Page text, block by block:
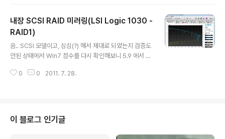
b03_01&wr_id=9] 일단 드라이버 깔고 나서 리부팅을
해야지 인식을 하고, 리부팅후 드라이브를 잡으려고 하면
Win7의 경우 아래와 같이 MBR과 GPT 중에 고르라고 한
다. 일단 호환성(이 의미가 있을려나.. RAID인데) 차원에서
스크를 연결한..
내장 SCSI RAID 미러링(LSI Logic 1030 -
RAID1)
음.. SCSI 모델이고, 심심(?) 해서 제대로 되었는지 검증도
안된 상태에서 Win7 점수를 다시 확인해보니 5.9 에서 5.
의 설정을 해줌(IS-Stripe / IM - Mirroring) Step 2. C
을경우 하드를 확인해서 목록을 출력하는 화면이다. Step
3. 내꺼에는 어짜피 하나뿐이니까.. 엔터치면 해당 SCSI
컨트롤러의 설정으로 들어가게 되고 Step 4. "Device P
0 0 2011. 7. 28.
이 블로그 인기글